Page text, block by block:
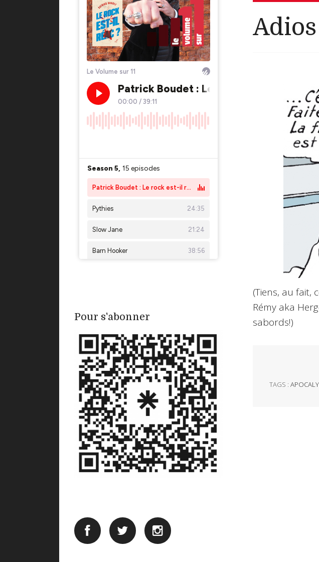
Pour s'abonner
(Tiens, au fait,
Rémy aka
sabords!)
TAGS :